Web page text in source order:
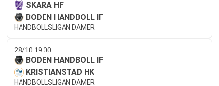
SKARA HF
BODEN HANDBOLL IF
HANDBOLLSLIGAN DAMER
28/10 19:00
BODEN HANDBOLL IF
KRISTIANSTAD HK
HANDBOLLSLIGAN DAMER